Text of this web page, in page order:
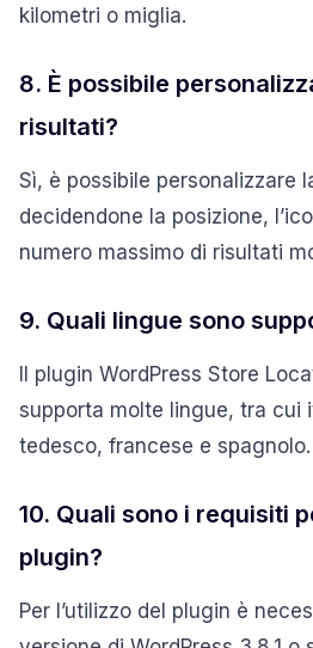
kilometri o miglia.
8. È possibile
risultati?
Sì, è possibile personalizzare
decidendone la posizione,
numero massimo di risultati
9. Quali lingue sono
Il plugin WordPress Store
supporta molte lingue, tra cui
tedesco, francese e spagnolo.
10. Quali sono i requisiti
plugin?
Per l’utilizzo del plugin è